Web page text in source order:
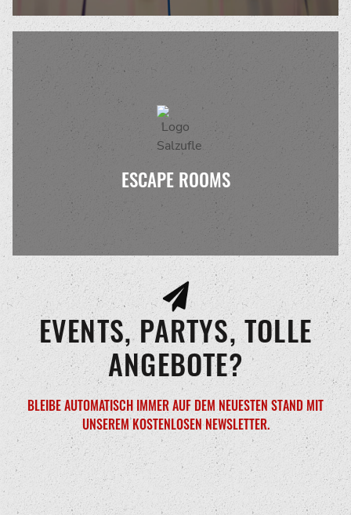
ESCAPE ROOMS
EVENTS, PARTYS, TOLLE
ANGEBOTE?
BLEIBE AUTOMATISCH IMMER AUF DEM NEUESTEN STAND MIT
UNSEREM KOSTENLOSEN NEWSLETTER.